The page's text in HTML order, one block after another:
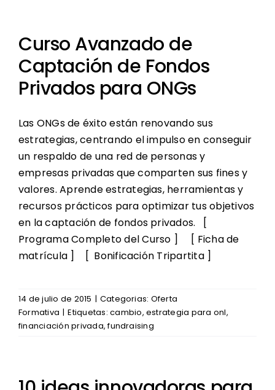
Curso Avanzado de
Captación de Fondos
Privados para ONGs
Las ONGs de éxito están renovando sus
estrategias, centrando el impulso en conseguir
un respaldo de una red de personas y
empresas privadas que comparten sus fines y
valores. Aprende estrategias, herramientas y
recursos prácticos para optimizar tus objetivos
en la captación de fondos privados. [
Programa Completo del Curso ] [ Ficha de
matrícula ] [ Bonificación Tripartita ]
14 de julio de 2015 | Categorias: Oferta
Formativa | Etiquetas:cambio, estrategia para onl,
financiación privada,fundraising